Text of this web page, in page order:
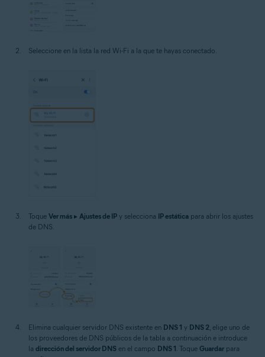
Seleccione en la lista la red Wi-Fi a la que te hayas conectado.
Toque Ver más ▸ Ajustes de IP y selecciona IP estática para abrir los ajustes
de DNS.
Elimina cualquier servidor DNS existente en DNS 1 y DNS 2 , elige uno de
los proveedores de DNS públicos de la tabla a continuación e introduce
la dirección del servidor DNS en el campo DNS 1 . Toque Guardar para